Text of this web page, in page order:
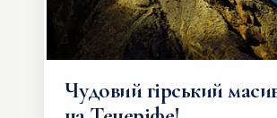
Чудовий гірський